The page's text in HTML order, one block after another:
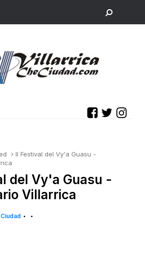
II Festival del Vy'a Guasu -
del Vy'a Guasu -
Villarrica
• •